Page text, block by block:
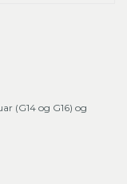
(G14 og G16) og